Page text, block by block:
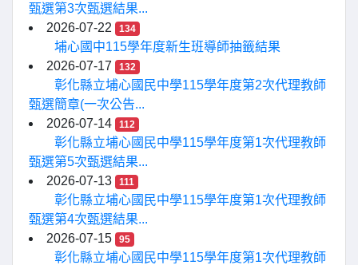
甄選第3次甄選結果...
2026-07-22
134
埔心國中115學年度新生班導師抽籤結果
2026-07-17
132
彰化縣立埔心國民中學115學年度第2次代理教師
甄選簡章(一次公告...
2026-07-14
112
彰化縣立埔心國民中學115學年度第1次代理教師
甄選第5次甄選結果...
2026-07-13
111
彰化縣立埔心國民中學115學年度第1次代理教師
甄選第4次甄選結果...
2026-07-15
95
彰化縣立埔心國民中學115學年度第1次代理教師